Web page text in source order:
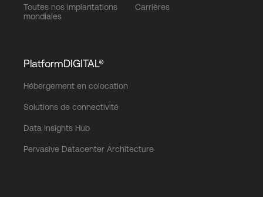
Toutes nos implantations
mondiales
Carrières
PlatformDIGITAL®
Hébergement en colocation
Solutions de connectivité
Data Insights Hub
Pervasive Datacenter Architecture